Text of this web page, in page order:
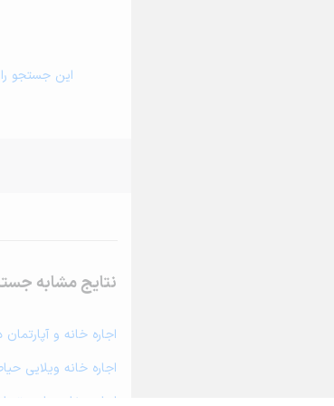
این جستجو را
نتایج مشابه
اجاره خانه و
اجاره خانه ویلایی
اجاره مغازه، واحد